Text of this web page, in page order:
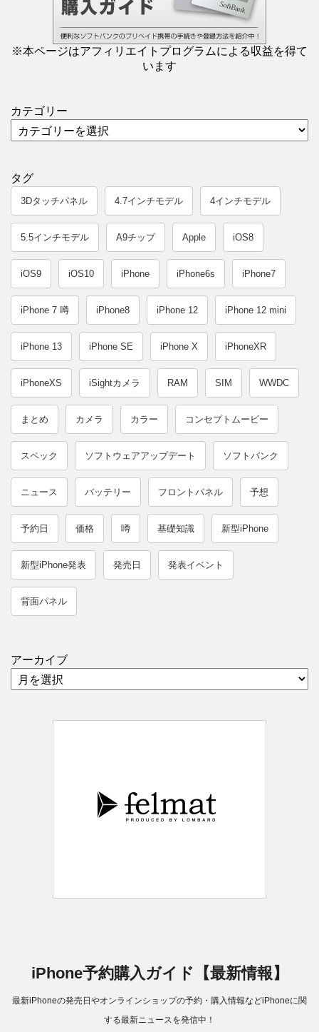
※本ページはアフィリエイトプログラムによる収益を得て
います
カテゴリー
タグ
3Dタッチパネル 4.7インチモデル 4インチモデル
5.5インチモデル A9チップ Apple iOS8
iOS9 iOS10 iPhone iPhone6s iPhone7
iPhone 7 噂 iPhone8 iPhone 12 iPhone 12 mini
iPhone 13 iPhone SE iPhone X iPhoneXR
iPhoneXS iSightカメラ RAM SIM WWDC
まとめ カメラ カラー コンセプトムービー
スペック ソフトウェアアップデート ソフトバンク
ニュース バッテリー フロントパネル 予想
予約日 価格 噂 基礎知識 新型iPhone
新型iPhone発表 発売日 発表イベント
背面パネル
アーカイブ
iPhone予約購入ガイド【最新情報】
最新iPhoneの発売日やオンラインショップの予約・購入情報などiPhoneに関
する最新ニュースを発信中！